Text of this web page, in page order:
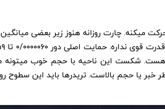
خبر یا حجم بالاست. تریدرها باید این